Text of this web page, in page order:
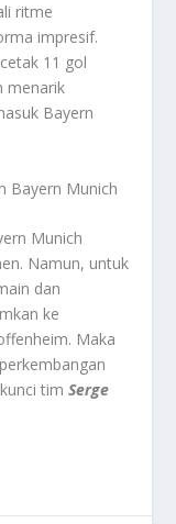
ritme
impresif.
11 gol
menarik
Bayern
Bayern Munich
Munich
Namun, untuk
dan
ke
Maka
tim Serge